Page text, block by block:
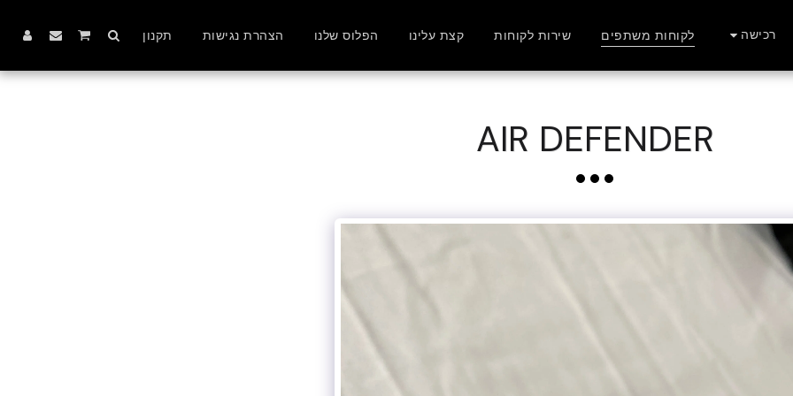
רכישה לקוחות משתפים שירות לקוחות קצת עלינו הפלוס שלנו הצהרת נגישות תקנון
AIR DEFENDER